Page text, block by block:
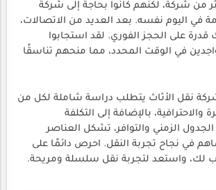
من شركة، لكنهم كانوا بحاجة إلى شركة
في اليوم نفسه. بعد العديد من الاتصالات،
على الحجز الفوري. لقد استجابوا
في الوقت المحدد، مما منحهم تناسقًا
شركة نقل الأثاث يتطلب دراسة شاملة لكل من
والاحترافية، بالإضافة إلى التكلفة
الجدول الزمني والتوافر، تشكل العناصر
في نجاح تجربة النقل. احرص دائمًا على
لك، واستعد لتجربة نقل سلسلة ومريحة.